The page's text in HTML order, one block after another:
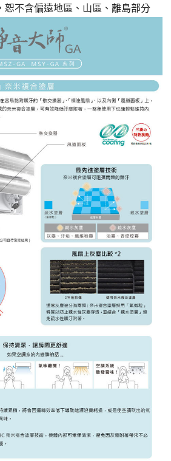
不含偏遠地區、山區、離島部分